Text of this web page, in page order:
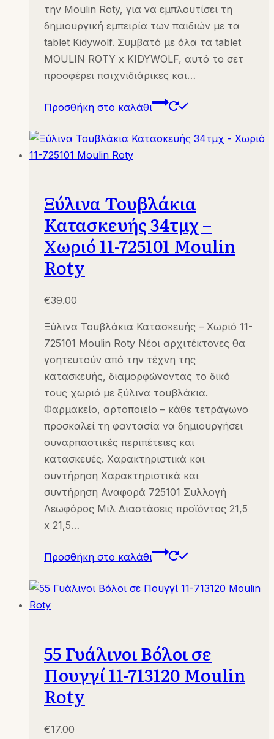
την Moulin Roty, για να εμπλουτίσει τη
δημιουργική εμπειρία των παιδιών με τα
tablet Kidywolf. Συμβατό με όλα τα tablet
MOULIN ROTY x KIDYWOLF, αυτό το σετ
προσφέρει παιχνιδιάρικες και…
Προσθήκη στο καλάθι
Ξύλινα Τουβλάκια
Κατασκευής 34τμχ –
Χωριό 11-725101 Moulin
Roty
€39.00
Ξύλινα Τουβλάκια Κατασκευής – Χωριό 11-
725101 Moulin Roty Νέοι αρχιτέκτονες θα
γοητευτούν από την τέχνη της
κατασκευής, διαμορφώνοντας το δικό
τους χωριό με ξύλινα τουβλάκια.
Φαρμακείο, αρτοποιείο – κάθε τετράγωνο
προσκαλεί τη φαντασία να δημιουργήσει
συναρπαστικές περιπέτειες και
κατασκευές. Χαρακτηριστικά και
συντήρηση Χαρακτηριστικά και
συντήρηση Αναφορά 725101 Συλλογή
Λεωφόρος Μιλ Διαστάσεις προϊόντος 21,5
x 21,5…
Προσθήκη στο καλάθι
55 Γυάλινοι Βόλοι σε
Πουγγί 11-713120 Moulin
Roty
€17.00